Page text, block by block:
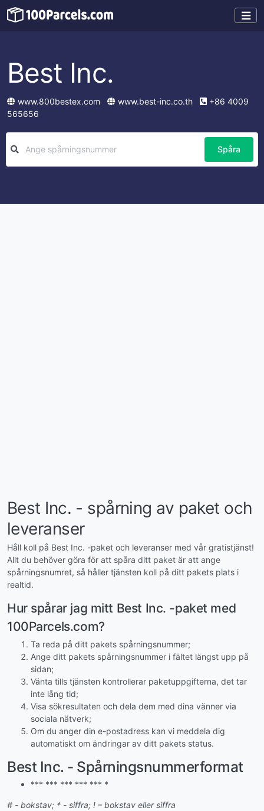
Best Inc.
www.800bestex.com www.best-inc.co.th
+86 4009
565656
Spåra
Best Inc. - spårning av paket och
leveranser
Håll koll på Best Inc. -paket och leveranser med vår gratistjänst!
Allt du behöver göra för att spåra ditt paket är att ange
spårningsnumret, så håller tjänsten koll på ditt pakets plats i
realtid.
Hur spårar jag mitt Best Inc. -paket med
100Parcels.com?
Ta reda på ditt pakets spårningsnummer;
Ange ditt pakets spårningsnummer i fältet längst upp på
sidan;
Vänta tills tjänsten kontrollerar paketuppgifterna, det tar
inte lång tid;
Visa sökresultaten och dela dem med dina vänner via
sociala nätverk;
Om du anger din e-postadress kan vi meddela dig
automatiskt om ändringar av ditt pakets status.
Best Inc. - Spårningsnummerformat
*** *** *** *** *** *
# - bokstav; * - siffra; ! – bokstav eller siffra